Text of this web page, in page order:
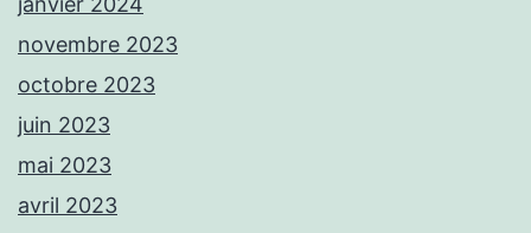
novembre 2023
octobre 2023
juin 2023
mai 2023
avril 2023